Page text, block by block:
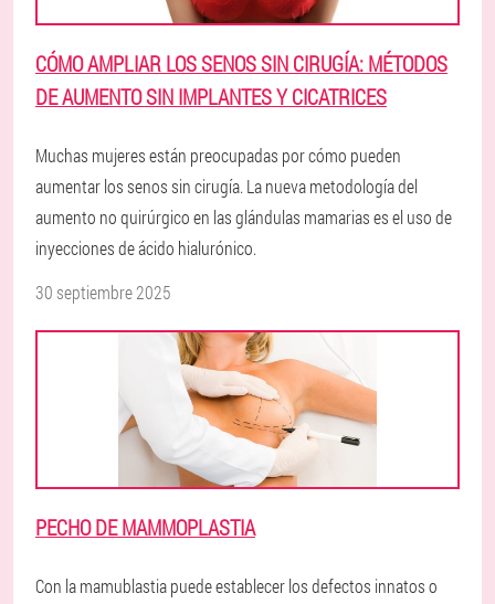
CÓMO AMPLIAR LOS SENOS SIN CIRUGÍA: MÉTODOS
DE AUMENTO SIN IMPLANTES Y CICATRICES
Muchas mujeres están preocupadas por cómo pueden
aumentar los senos sin cirugía. La nueva metodología del
aumento no quirúrgico en las glándulas mamarias es el uso de
inyecciones de ácido hialurónico.
30 septiembre 2025
PECHO DE MAMMOPLASTIA
Con la mamublastia puede establecer los defectos innatos o